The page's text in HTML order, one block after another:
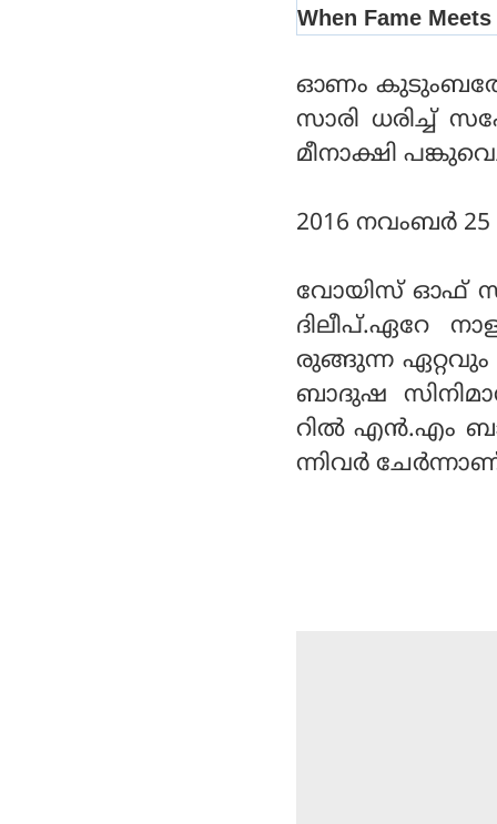
ഓണം
സാരി ധരിച്ച്
മീനാക്ഷി
2016 നവംബര്‍
വോയിസ് ഓഫ്
ദിലീപ്.ഏറേ
രുങ്ങുന്ന
ബാദുഷ
റില്‍ എന്‍.എം
ന്നിവര്‍